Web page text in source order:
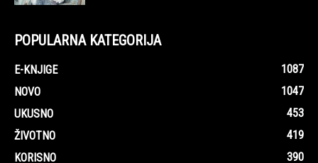
POPULARNA KATEGORIJA
E-KNJIGE
1087
NOVO
1047
UKUSNO
453
ŽIVOTNO
419
KORISNO
390